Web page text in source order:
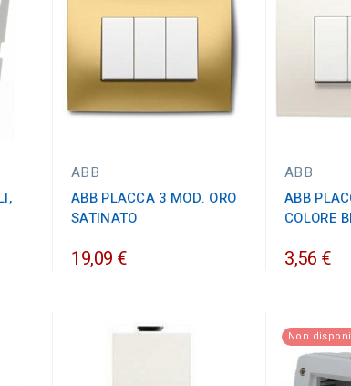
ABB
ABB PLACCA 3 MOD. ORO
SATINATO
19,09 €
ABB
ABB
COLORE
3,56 €
Non